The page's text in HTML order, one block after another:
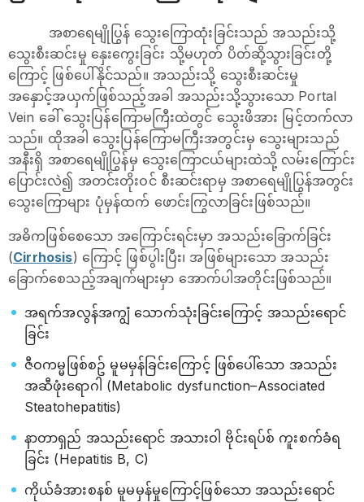
အစာရေမျိုပြွန် သွေးကြောထုံးခြင်းသည် အသည်းသို့
သွေးစီးဆင်းမှု နှေးကွေးခြင်း သို့မဟုတ် ပိတ်ဆို့သွားခြင်းတို့
ကြောင့် ဖြစ်ပေါ်နိုင်သည်။ အသည်းသို့ သွေးစီးဆင်းမှု
အနှောင့်အယှက်ဖြစ်သည့်အခါ အသည်းသို့သွားသော Portal
Vein ခေါ် သွေးပြန်ကြောမကြီးထဲတွင် သွေးဖိအား မြင့်တက်လာ
သည်။ ထိုအခါ သွေးပြန်ကြောမကြီးအတွင်းမှ သွေးများသည်
အနီးရှိ အစာရေမျိုပြွန်မှ သွေးကြောငယ်များထဲသို့ လမ်းကြောင်း
ပြောင်းလဲ၍ အတင်းတိုးဝင် စီးဆင်းရာမှ အစာရေမျိုပြွန်အတွင်း
သွေးကြောများ ပုံမှန်ထက် ဖောင်းကြွလာခြင်းဖြစ်သည်။
အဓိကဖြစ်စေသော အကြောင်းရင်းမှာ အသည်းခြောက်ခြင်း
(Cirrhosis) ကြောင့် ဖြစ်ပွါးပြီး၊ အဖြစ်များသော အသည်း
ခြောက်စေသည့်အချက်များမှာ အောက်ပါအတိုင်းဖြစ်သည်။
အရက်အလွန်အကျွံ သောက်သုံးခြင်းကြောင့် အသည်းရောင်
ခြင်း
ဇီဝကမ္မဖြစ်စဥ် မူမမှန်ခြင်းကြောင့် ဖြစ်ပေါ်သော အသည်း
အဆီဖုံးရောဂါ (Metabolic dysfunction–Associated
Steatohepatitis)
နာတာရှည် အသည်းရောင် အသားဝါ ဗိုင်းရပ်စ် ကူးစက်ခံရ
ခြင်း (Hepatitis B, C)
ကိုယ်ခံအားစနစ် မူမမှန်မှုကြောင့်ဖြစ်သော အသည်းရောင်